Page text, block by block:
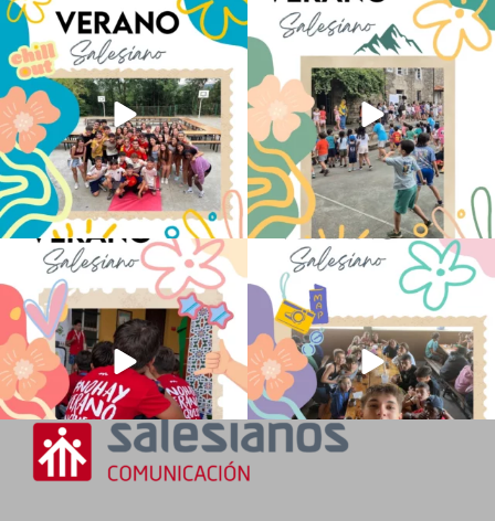
Los alumnos de 6º de Primaria, 1º y 2º
de la ESO...
145 2
La diversión y la alegría también se han
sentido...
95 0
No hay verano sin que sea Salesiano ❤️
💫 en Luz 4
...
0
viviendo la alegría en el campamento
...